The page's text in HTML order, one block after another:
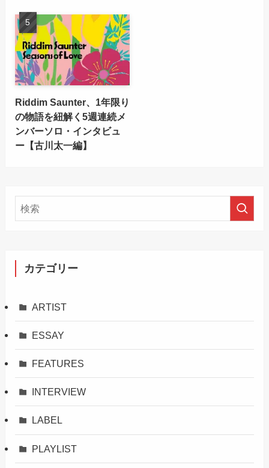
Riddim Saunter、1年限り
の物語を紐解く5週連続メ
ンバーソロ・インタビュ
ー【古川太一編】
カテゴリー
ARTIST
ESSAY
FEATURES
INTERVIEW
LABEL
PLAYLIST